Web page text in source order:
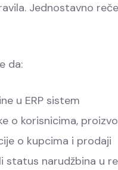
Jednostavno
da:
u ERP sistem
o korisnicima,
o kupcima i prodaji
narudžbina u